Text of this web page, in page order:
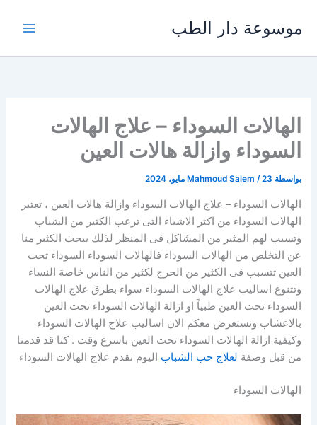
المحتوى
موسوعة دار الطب
الهالات السوداء – علاج الهالات
السوداء وازالة هالات العين
بواسطة Mahmoud Salem /23 مايو، 2024
الهالات السوداء – علاج الهالات السوداء وازالة هالات العين ، تعتبر
الهالات السوداء من اكثر الاشياء التى ترعب الكثير من الشباب
وتسبب لهم المثير من المشاكل فى المنظر لذلك يبحث الكثير منا
عن التخلص من الهالات السوداء فالهالات السوداء السوداء تحت
العين تتسبب فى الكثير من الحرج لكثير من الناس خاصة النساء
وتتنوع اساليب علاج الهالات السوداء سواء بطرق علاج الهالات
السوداء تحت العين طبياً او ازالة الهالات السوداء تحت العين
بالاعشاب ونستعرض معكم الان اساليب علاج الهالات السوداء
وكيفية ازالة الهالات السوداء تحت العين باسرع وقت . كنا قد قدمنا
من قبل وصفة لعلاج حب الشباب اليوم نقدم علاج الهالات السوداء
الهالات السوداء